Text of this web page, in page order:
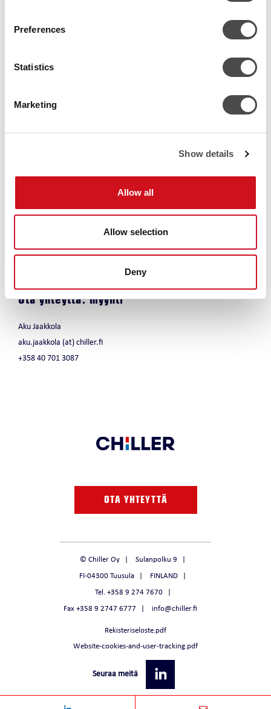
Preferences
Statistics
Marketing
Show details
Allow all
Allow selection
Deny
Tehokas tuotesarja ja laaja toiminta-alue
Sisäänrakennettu master/slave-ohjaus
Toiminnalliset vaihtoehdot
R32 Midipack-I ECO
Ota yhteyttä: myynti
Aku Jaakkola
aku.jaakkola (at) chiller.fi
+358 40 701 3087
OTA YHTEYTTÄ
© Chiller Oy
Sulanpolku 9
FI-04300 Tuusula
FINLAND
Tel. +358 9 274 7670
Fax +358 9 2747 6777
info@chiller.fi
Rekisteriseloste.pdf
Website-cookies-and-user-tracking.pdf
Seuraa meitä